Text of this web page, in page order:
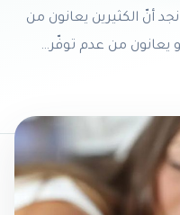
أنّ الكثيرين يعانون من
يعانون من عدم توفّر…